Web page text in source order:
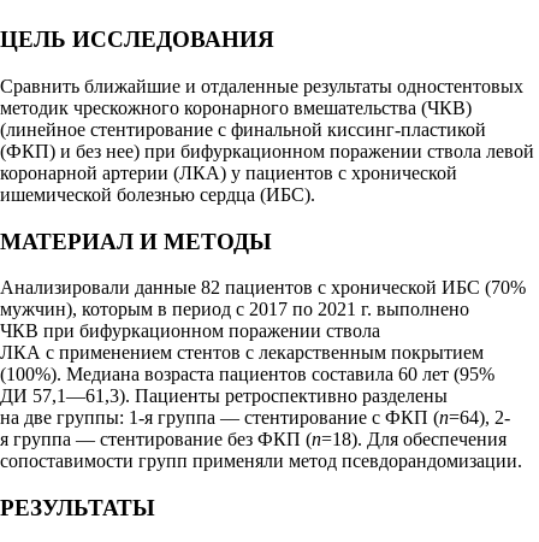
ЦЕЛЬ ИССЛЕДОВАНИЯ
Сравнить ближайшие и отдаленные результаты одностентовых
методик чрескожного коронарного вмешательства (ЧКВ)
(линейное стентирование с финальной киссинг-пластикой
(ФКП) и без нее) при бифуркационном поражении ствола левой
коронарной артерии (ЛКА) у пациентов с хронической
ишемической болезнью сердца (ИБС).
МАТЕРИАЛ И МЕТОДЫ
Анализировали данные 82 пациентов с хронической ИБС (70%
мужчин), которым в период с 2017 по 2021 г. выполнено
ЧКВ при бифуркационном поражении ствола
ЛКА с применением стентов с лекарственным покрытием
(100%). Медиана возраста пациентов составила 60 лет (95%
ДИ 57,1—61,3). Пациенты ретроспективно разделены
на две группы: 1-я группа — стентирование с ФКП (n=64), 2-
я группа — стентирование без ФКП (n=18). Для обеспечения
сопоставимости групп применяли метод псевдорандомизации.
РЕЗУЛЬТАТЫ